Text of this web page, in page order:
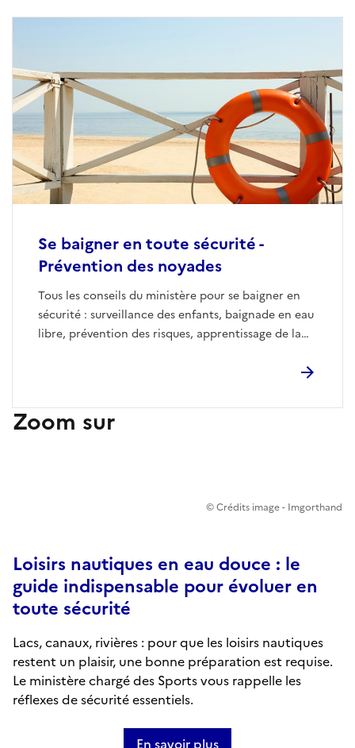
Se baigner en toute sécurité -
Prévention des noyades
Tous les conseils du ministère pour se baigner en
sécurité : surveillance des enfants, baignade en eau
libre, prévention des risques, apprentissage de la
Zoom sur
Loisirs nautiques en eau douce : le
guide indispensable pour évoluer en
toute sécurité
Lacs, canaux, rivières : pour que les loisirs nautiques
restent un plaisir, une bonne préparation est requise.
Le ministère chargé des Sports vous rappelle les
réflexes de sécurité essentiels.
© Crédits image - Imgorthand